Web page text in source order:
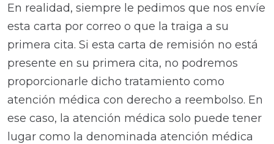
En realidad, siempre le pedimos que nos envíe
esta carta por correo o que la traiga a su
primera cita. Si esta carta de remisión no está
presente en su primera cita, no podremos
proporcionarle dicho tratamiento como
atención médica con derecho a reembolso. En
ese caso, la atención médica solo puede tener
lugar como la denominada atención médica